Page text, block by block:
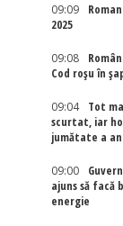
09:09
2025
09:08
Cod roșu în
09:04
Tot
scurtat, iar
jumătate a
09:00
ajuns să facă
energie